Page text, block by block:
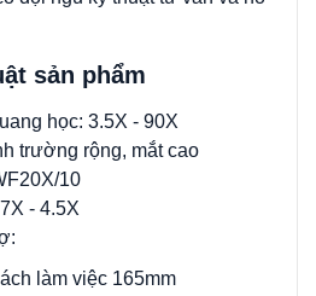
sản phẩm
học: 3.5X - 90X
trường rộng, mắt cao
10
- 4.5X
làm việc 165mm